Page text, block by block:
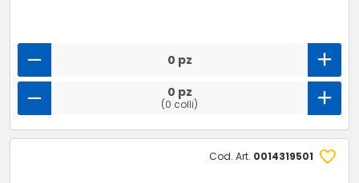
0 pz
0 pz
(0 colli)
Cod. Art. 0014319501